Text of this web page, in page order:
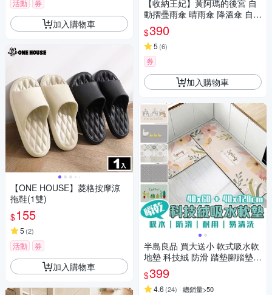
活動 券
加入購物車
【ONE HOUSE】菱格按摩涼
拖鞋(1雙)
$155
5 (2)
活動 券
加入購物車
【收納王妃】黃阿瑪的後宮 自
動摺疊雨傘 晴雨傘 降溫傘 自動
傘 折疊傘 遮陽傘 貓咪
$390
5 (6)
券
加入購物車
半島良品 買大送小 軟式吸水軟
地墊 科技絨 防滑 踏墊腳踏墊
仿珪藻土
$399
4.6 (24) 總銷量>50